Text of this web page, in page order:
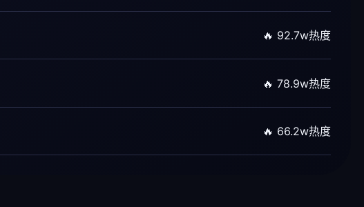
🔥 92.7w热度
🔥 78.9w热度
🔥 66.2w热度